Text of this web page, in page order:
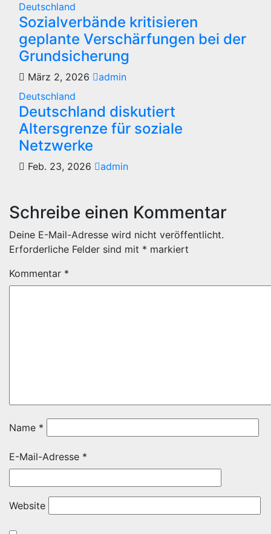
Deutschland
Sozialverbände kritisieren
geplante Verschärfungen bei der
Grundsicherung
März 2, 2026
admin
Deutschland
Deutschland diskutiert
Altersgrenze für soziale
Netzwerke
Feb. 23, 2026 admin
Schreibe einen Kommentar
Deine E-Mail-Adresse wird nicht veröffentlicht.
Erforderliche Felder sind mit * markiert
Kommentar *
Name *
E-Mail-Adresse *
Website